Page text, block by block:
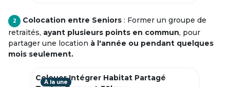
2 Colocation entre Seniors : Former un groupe de
retraités, ayant plusieurs points en commun, pour
partager une location à l'année ou pendant quelques
mois seulement.
Colouer Intégrer Habitat Partagé
À la une